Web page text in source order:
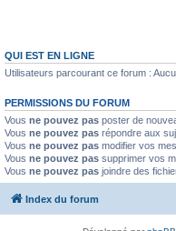
QUI EST EN LIGNE
Utilisateurs parcourant ce forum :
PERMISSIONS DU FORUM
Vous ne pouvez pas poster de
Vous ne pouvez pas répondre aux
Vous ne pouvez pas modifier vos
Vous ne pouvez pas supprimer vos
Vous ne pouvez pas joindre des
Index du forum